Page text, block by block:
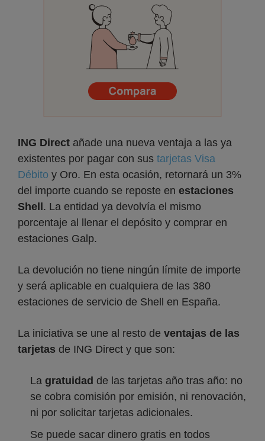
ING Direct añade una nueva ventaja a las ya
existentes por pagar con sus tarjetas Visa
Débito y Oro. En esta ocasión, retornará un 3%
del importe cuando se reposte en estaciones
Shell . La entidad ya devolvía el mismo
porcentaje al llenar el depósito y comprar en
estaciones Galp.
La devolución no tiene ningún límite de importe
y será aplicable en cualquiera de las 380
estaciones de servicio de Shell en España.
La iniciativa se une al resto de ventajas de las
tarjetas de ING Direct y que son:
La gratuidad de las tarjetas año tras año: no
se cobra comisión por emisión, ni renovación,
ni por solicitar tarjetas adicionales.
Se puede sacar dinero gratis en todos